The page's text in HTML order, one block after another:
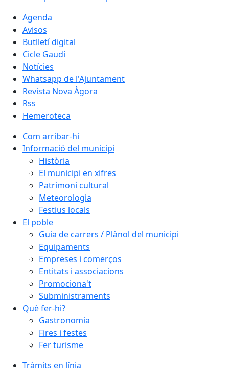
Agenda
Avisos
Butlletí digital
Cicle Gaudí
Notícies
Whatsapp de l'Ajuntament
Revista Nova Àgora
Rss
Hemeroteca
Com arribar-hi
Informació del municipi
Història
El municipi en xifres
Patrimoni cultural
Meteorologia
Festius locals
El poble
Guia de carrers / Plànol del municipi
Equipaments
Empreses i comerços
Entitats i associacions
Promociona't
Subministraments
Què fer-hi?
Gastronomia
Fires i festes
Fer turisme
Tràmits en línia